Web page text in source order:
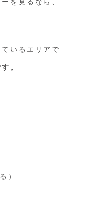
いるエリアで
。
）